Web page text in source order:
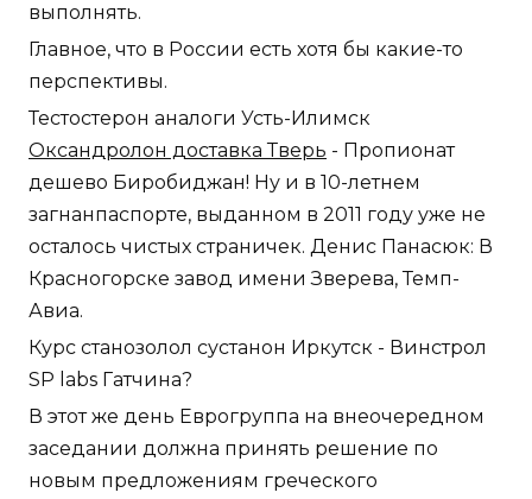
выполнять.
Главное, что в России есть хотя бы какие-то
перспективы.
Тестостерон аналоги Усть-Илимск
Оксандролон доставка Тверь - Пропионат
дешево Биробиджан! Ну и в 10-летнем
загнанпаспорте, выданном в 2011 году уже не
осталось чистых страничек. Денис Панасюк: В
Красногорске завод имени Зверева, Темп-
Авиа.
Курс станозолол сустанон Иркутск - Винстрол
SP labs Гатчина?
В этот же день Еврогруппа на внеочередном
заседании должна принять решение по
новым предложениям греческого